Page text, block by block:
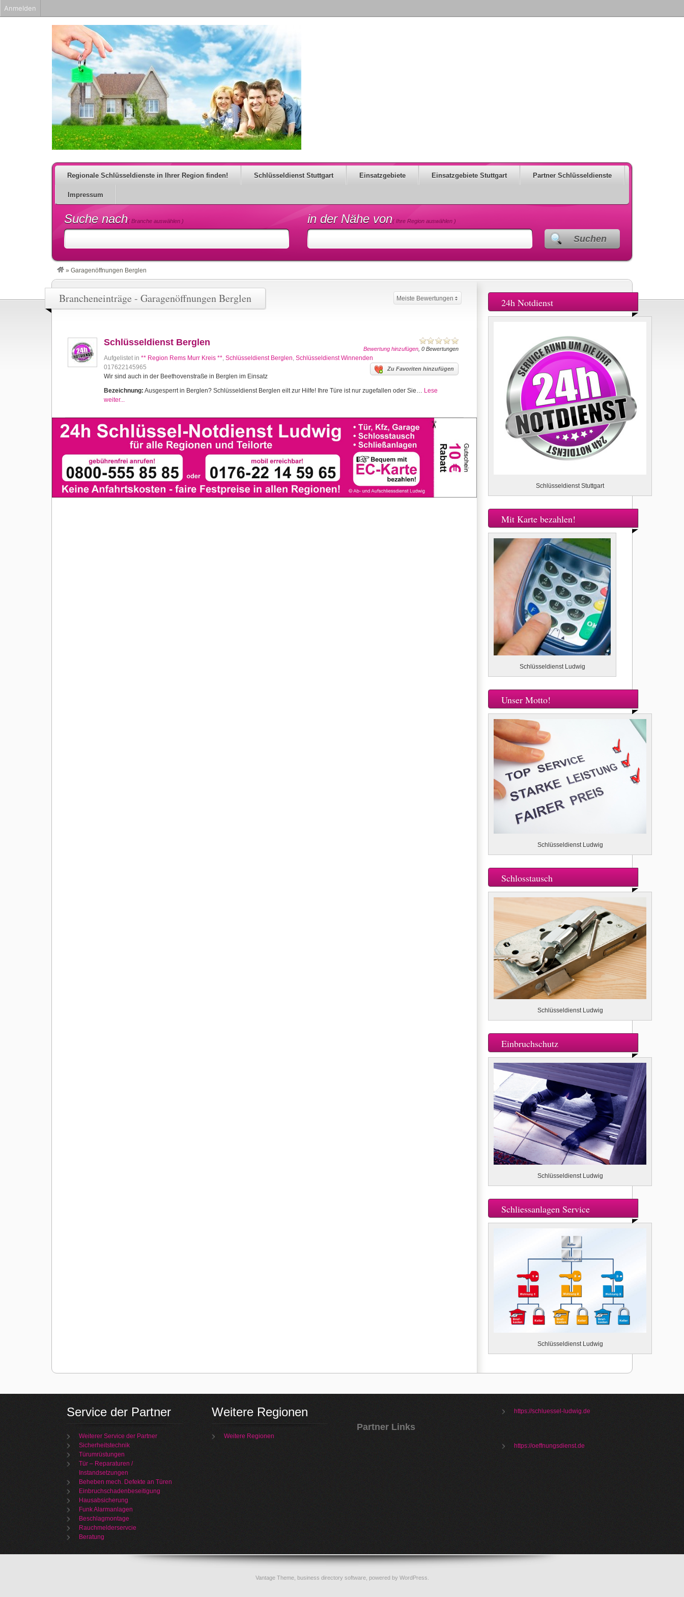
Regionale Schlüsseldienste in Ihrer Region finden! Schlüsseldienst Stuttgart Einsatzgebiete Einsatzgebiete Stuttgart Partner Schlüsseldienste
Impressum
Suche nach( Branche auswählen ) in der Nähe von( Ihre Region auswählen )
Suchen
» Garagenöffnungen Berglen
Brancheneinträge - Garagenöffnungen Berglen Meiste Bewertungen
Bewertung hinzufügen , 0 Bewertungen
Schlüsseldienst Berglen
Aufgelistet in ** Region Rems Murr Kreis **, Schlüsseldienst Berglen, Schlüsseldienst Winnenden
Zu Favoriten hinzufügen
017622145965
Wir sind auch in der Beethovenstraße in Berglen im Einsatz
Bezeichnung: Ausgesperrt in Berglen? Schlüsseldienst Berglen eilt zur Hilfe! Ihre Türe ist nur zugefallen oder Sie… Lese
weiter...
24h Notdienst
Schlüsseldienst Stuttgart
Mit Karte bezahlen!
Schlüsseldienst Ludwig
Unser Motto!
Schlüsseldienst Ludwig
Schlosstausch
Schlüsseldienst Ludwig
Einbruchschutz
Schlüsseldienst Ludwig
Schliessanlagen Service
Schlüsseldienst Ludwig
Service der Partner
Weiterer Service der Partner
Sicherheitstechnik
Türumrüstungen
Tür – Reparaturen /
Instandsetzungen
Beheben mech. Defekte an Türen
Einbruchschadenbeseitigung
Hausabsicherung
Funk Alarmanlagen
Beschlagmontage
Rauchmelderservcie
Beratung
Weitere Regionen
Weitere Regionen
Partner Links
https://schluessel-ludwig.de
https://oeffnungsdienst.de
Vantage Theme, business directory software, powered by WordPress
Anmelden